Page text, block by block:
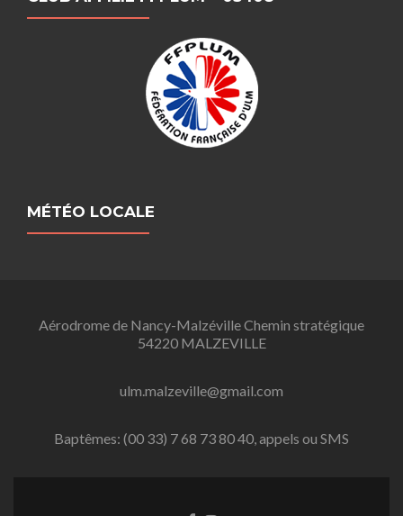
MÉTÉO LOCALE
Aérodrome de Nancy-Malzéville Chemin stratégique
54220 MALZEVILLE
ulm.malzeville@gmail.com
Baptêmes: (00 33) 7 68 73 80 40, appels ou SMS